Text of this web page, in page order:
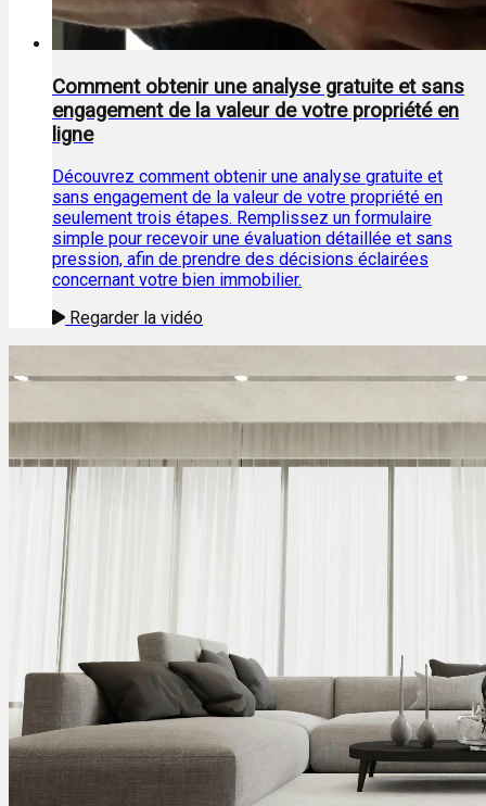
Comment obtenir une analyse gratuite et sans
engagement de la valeur de votre propriété en
ligne
Découvrez comment obtenir une analyse gratuite et
sans engagement de la valeur de votre propriété en
seulement trois étapes. Remplissez un formulaire
simple pour recevoir une évaluation détaillée et sans
pression, afin de prendre des décisions éclairées
concernant votre bien immobilier.
Regarder la vidéo